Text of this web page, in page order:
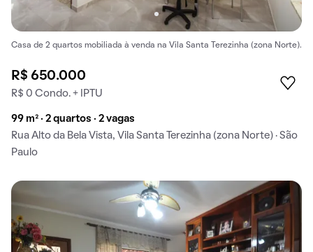
Casa de 2 quartos mobiliada à venda na Vila Santa Terezinha (zona Norte).
R$ 650.000
R$ 0 Condo. + IPTU
99 m² · 2 quartos · 2 vagas
Rua Alto da Bela Vista, Vila Santa Terezinha (zona Norte) · São
Paulo